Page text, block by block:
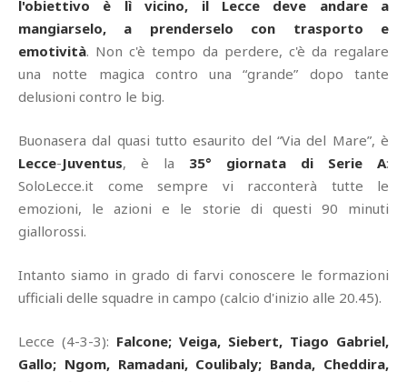
l'obiettivo è lì vicino, il Lecce deve andare a
mangiarselo, a prenderselo con trasporto e
emotività. Non c'è tempo da perdere, c'è da regalare
una notte magica contro una “grande” dopo tante
delusioni contro le big.
Buonasera dal quasi tutto esaurito del “Via del Mare”, è
Lecce-Juventus, è la 35° giornata di Serie A:
SoloLecce.it come sempre vi racconterà tutte le
emozioni, le azioni e le storie di questi 90 minuti
giallorossi.
Intanto siamo in grado di farvi conoscere le formazioni
ufficiali delle squadre in campo (calcio d'inizio alle 20.45).
Lecce (4-3-3): Falcone; Veiga, Siebert, Tiago Gabriel,
Gallo; Ngom, Ramadani, Coulibaly; Banda, Cheddira,